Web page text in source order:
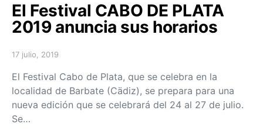
El Festival CABO DE PLATA
2019 anuncia sus horarios
Posted on
17 julio, 2019
El Festival Cabo de Plata, que se celebra en la
localidad de Barbate (Cädiz), se prepara para una
nueva edición que se celebrará del 24 al 27 de julio.
Se…